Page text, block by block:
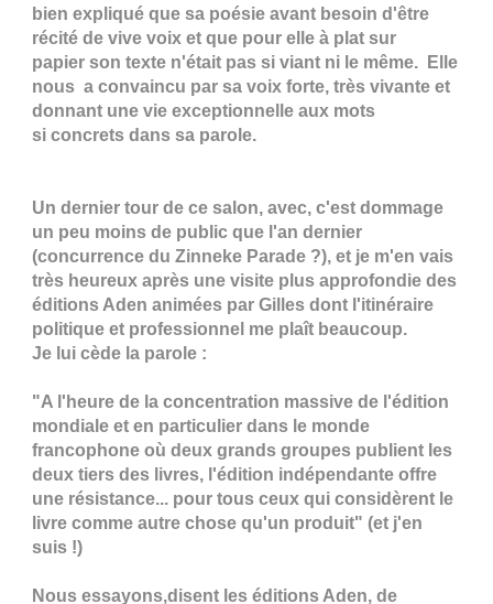
bien expliqué que sa poésie avant besoin d'être
récité de vive voix et que pour elle à plat sur
papier son texte n'était pas si viant ni le même. Elle
nous a convaincu par sa voix forte, très vivante et
donnant une vie exceptionnelle aux mots
si concrets dans sa parole.
Un dernier tour de ce salon, avec, c'est dommage
un peu moins de public que l'an dernier
(concurrence du Zinneke Parade ?), et je m'en vais
très heureux après une visite plus approfondie des
éditions Aden animées par Gilles dont l'itinéraire
politique et professionnel me plaît beaucoup.
Je lui cède la parole :
"A l'heure de la concentration massive de l'édition
mondiale et en particulier dans le monde
francophone où deux grands groupes publient les
deux tiers des livres, l'édition indépendante offre
une résistance... pour tous ceux qui considèrent le
livre comme autre chose qu'un produit" (et j'en
suis !)
Nous essayons,disent les éditions Aden, de